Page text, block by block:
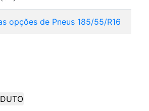
opções de Pneus 185/55/R16